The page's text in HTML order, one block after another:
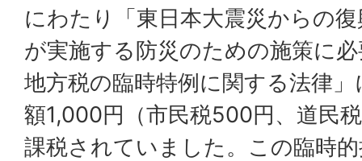
にわたり「東日本大震災からの
が実施する防災のための施策に
地方税の臨時特例に関する法律
額1,000円（市民税500円、道民
課税されていました。この臨時